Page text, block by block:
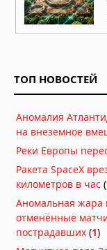
ТОП НОВОСТЕЙ
Аномалия
на внеземное
Реки Европы
Ракета SpaceX
километров в час (
Аномальная
отменённые
пострадавших (1)